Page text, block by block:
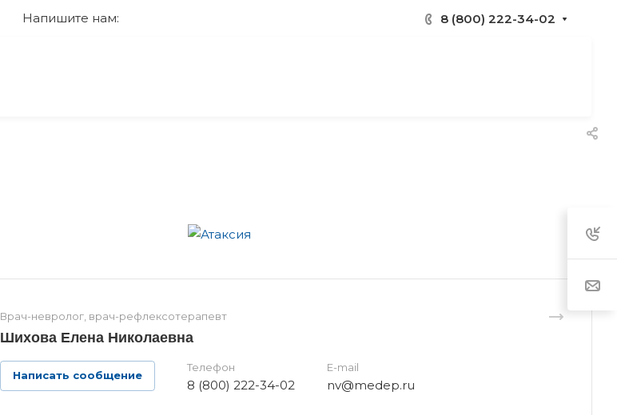
Напишите нам: 8 (800) 222-34-02
Врач-невролог, врач-рефлексотерапевт
Шихова Елена Николаевна
Написать сообщение
Телефон
8 (800) 222-34-02
E-mail
nv@medep.ru